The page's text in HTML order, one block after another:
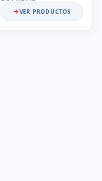
VER PRODUCTOS